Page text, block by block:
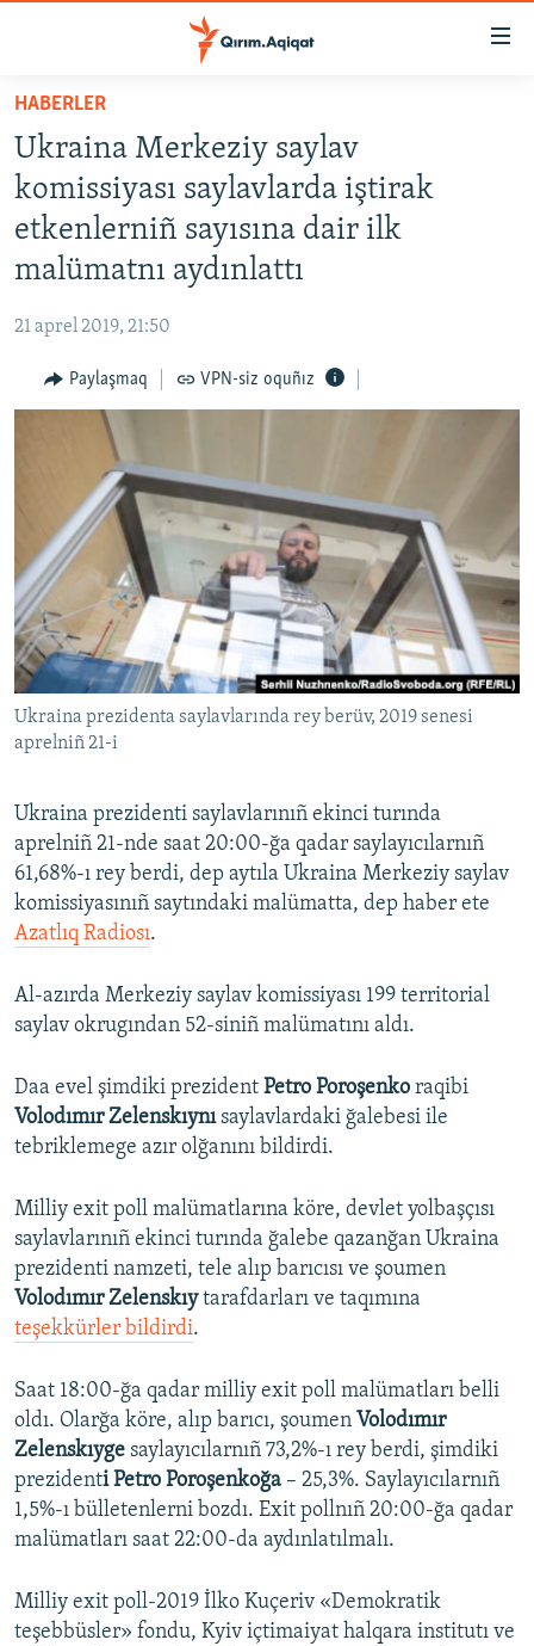
Esas
qaytmaq
Baş
navigatsiyağa
qaytmaq
Qıdıruvğa
HABERLER
İQTİSADİYAT
CEMİYET
İNSAN AQLARI
VİDEO
BLOGLAR
FİKİR
Русский
Українською
QOŞULIÑIZ!
HABERLER
Ukraina Merkeziy saylav
komissiyası saylavlarda iştirak
etkenlerniñ sayısına dair ilk
malümatnı aydınlattı
21 aprel 2019, 21:50
Paylaşmaq VPN-siz oquñız
Ukraina prezidenta saylavlarında rey berüv, 2019 senesi
aprelniñ 21-i
Ukraina prezidenti saylavlarınıñ ekinci turında
aprelniñ 21-nde saat 20:00-ğa qadar saylayıcılarnıñ
61,68%-ı rey berdi, dep aytıla Ukraina Merkeziy saylav
komissiyasınıñ saytındaki malümatta, dep haber ete
Azatlıq Radiosı.
Al-azırda Merkeziy saylav komissiyası 199 territorial
saylav okrugından 52-siniñ malümatını aldı.
Daa evel şimdiki prezident Petro Poroşenko raqibi
Volodımır Zelenskıynısaylavlardaki ğalebesi ile
tebriklemege azır olğanını bildirdi.
Milliy exit poll malümatlarına köre, devlet yolbaşçısı
saylavlarınıñ ekinci turında ğalebe qazanğan Ukraina
prezidenti namzeti, tele alıp barıcısı ve şoumen
Volodımır Zelenskıytarafdarları ve taqımına
teşekkürler bildirdi.
Saat 18:00-ğa qadar milliy exit poll malümatları belli
oldı. Olarğa köre, alıp barıcı, şoumen Volodımır
Zelenskıyge saylayıcılarnıñ 73,2%-ı rey berdi, şimdiki
prezidenti Petro Poroşenkoğa – 25,3%. Saylayıcılarnıñ
1,5%-ı bülletenlerni bozdı. Exit pollnıñ 20:00-ğa qadar
malümatları saat 22:00-da aydınlatılmalı.
Milliy exit poll-2019 İlko Kuçeriv «Demokratik
teşebbüsler» fondu, Kyiv içtimaiyat halqara institutı ve